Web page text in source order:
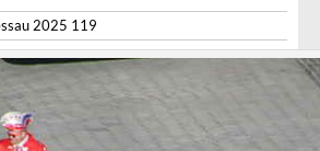
2025 119